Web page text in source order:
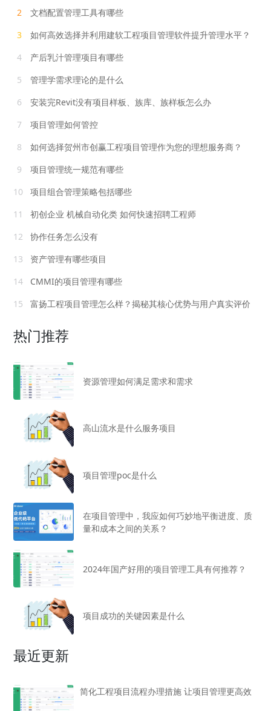
2
文档配置管理工具有哪些
3
如何高效选择并利用建软工程项目管理软件提升管理水平？
4
产后乳汁管理项目有哪些
5
管理学需求理论的是什么
6
安装完Revit没有项目样板、族库、族样板怎么办
7
项目管理如何管控
8
如何选择贺州市创赢工程项目管理作为您的理想服务商？
9
项目管理统一规范有哪些
10
项目组合管理策略包括哪些
11
初创企业 机械自动化类 如何快速招聘工程师
12
协作任务怎么没有
13
资产管理有哪些项目
14
CMMI的项目管理有哪些
15
富扬工程项目管理怎么样？揭秘其核心优势与用户真实评价
热门推荐
资源管理如何满足需求和需求
高山流水是什么服务项目
项目管理poc是什么
在项目管理中，我应如何巧妙地平衡进度、质
量和成本之间的关系？
2024年国产好用的项目管理工具有何推荐？
项目成功的关键因素是什么
最近更新
简化工程项目流程办理措施 让项目管理更高效